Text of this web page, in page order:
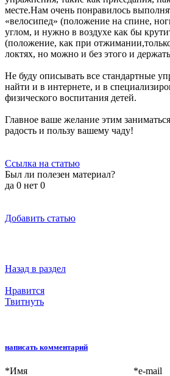
месте.Нам очень понравилось
«велосипед» (положение на спине,
углом, и нужно в воздухе как бы
(положение, как при
локтях, но можно и без этого и
Не буду описывать все стандартные
найти и в интернете, и в
физического воспитания детей.
Главное ваше желание этим
радость и пользу вашему чаду!
Ссылка на статью
Был ли полезен материал?
да 0 нет 0
Добавить статью
Назад в раздел
Нравится
Твитнуть
написать комментарий
*Имя *e-mail